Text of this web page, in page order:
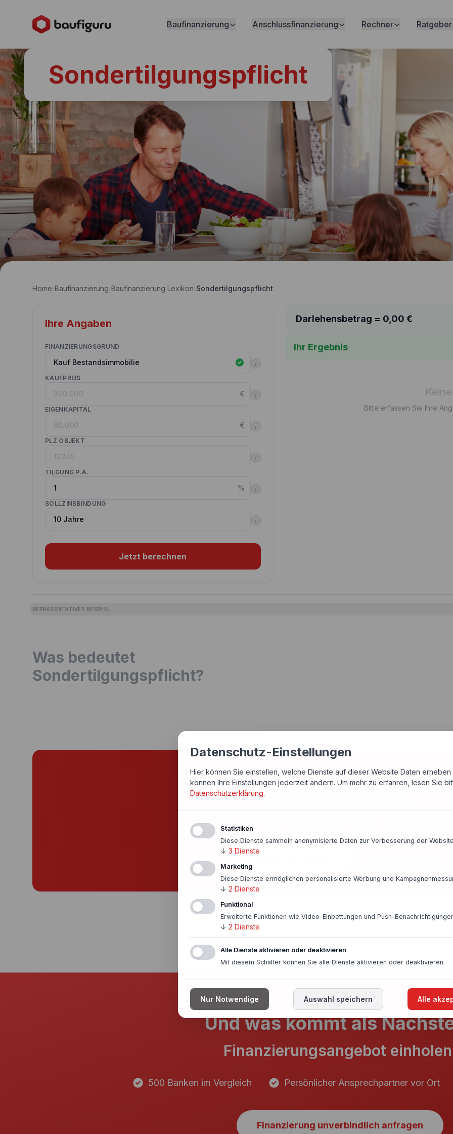
Baufinanzierung Anschlussfinanzierung Rechner Ratgeber
Sondertilgungspflicht
Home›Baufinanzierung›Baufinanzierung Lexikon›Sondertilgungspflicht
Ihre Angaben
FINANZIERUNGSGRUND
i
KAUFPREIS
€ i
EIGENKAPITAL
€ i
PLZ OBJEKT
i
TILGUNG P.A.
% i
SOLLZINSBINDUNG
i
Jetzt berechnen
Darlehensbetrag = 0,00 €
Ihr Ergebnis
Bitte erfassen Sie Ihre
REPRÄSENTATIVES BEISPIEL
Was bedeutet
Sondertilgungspflicht?
Sichern Sie sich die besten
Günstige Zinsen sichern
Und was kommt als
Finanzierungsangebot
500 Banken im Vergleich Persönlicher Ansprechpartner vor Ort
Finanzierung unverbindlich anfragen
Datenschutz-Einstellungen
Hier können Sie einstellen, welche Dienste auf dieser Website Daten erheben
können Ihre Einstellungen jederzeit ändern. Um mehr zu erfahren, lesen Sie
Datenschutzerklärung.
Statistiken
Diese Dienste sammeln anonymisierte Daten zur Verbesserung der
↓ 3 Dienste
Marketing
Diese Dienste ermöglichen personalisierte Werbung und
↓ 2 Dienste
Funktional
Erweiterte Funktionen wie Video-Einbettungen und Push-
↓ 2 Dienste
Alle Dienste aktivieren oder deaktivieren
Mit diesem Schalter können Sie alle Dienste aktivieren oder deaktivieren.
Nur Notwendige Auswahl speichern Alle